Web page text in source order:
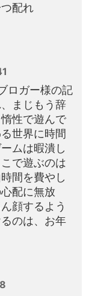
配れ
ロガー様の記
まじもう辞
性で遊んで
世界に時間
ムは暇潰し
で遊ぶのは
間を費やし
配に無放
顔するよう
のは、お年